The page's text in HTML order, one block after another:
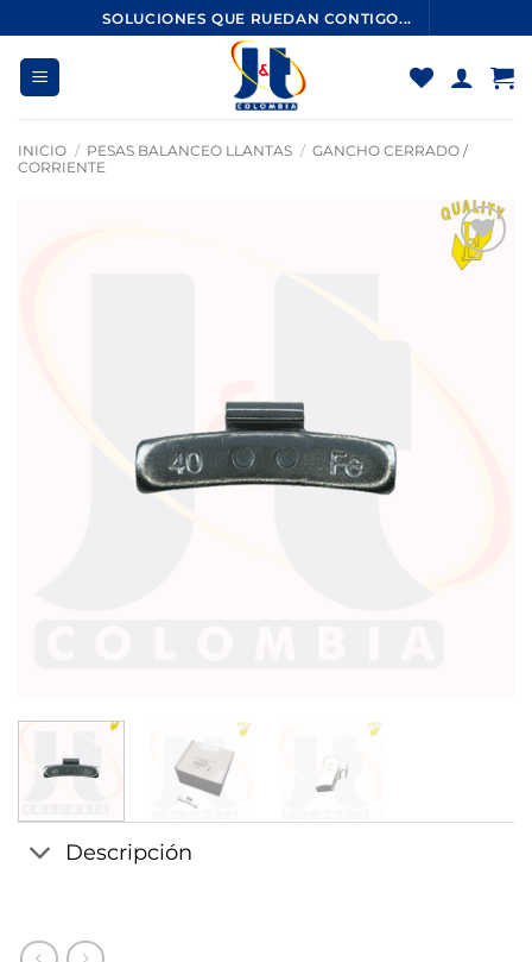
al
contenido
SOLUCIONES QUE RUEDAN CONTIGO...
INICIO / PESAS BALANCEO LLANTAS / GANCHO CERRADO /
CORRIENTE
Añadir
Descripción